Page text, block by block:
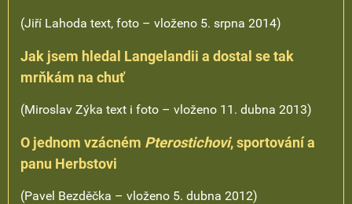
(Jiří Lahoda text, foto – vloženo 5. srpna 2014)
Jak jsem hledal Langelandii a dostal se tak
mrňkám na chuť
(Miroslav Zýka text i foto – vloženo 11. dubna 2013)
O jednom vzácném Pterostichovi, sportování a
panu Herbstovi
(Pavel Bezděčka – vloženo 5. dubna 2012)